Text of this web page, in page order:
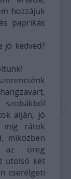
hozzájuk
paprikás
jó kedved?
alján, jó
míg rátok
miközben
öreg
utolsó két
cserélgeti